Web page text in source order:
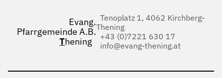
Evang.
Pfarrgemeinde A.B.
Thening
Tenoplatz 1, 4062 Kirchberg-
Thening
+43 (0)7221 630 17
info@evang-thening.at